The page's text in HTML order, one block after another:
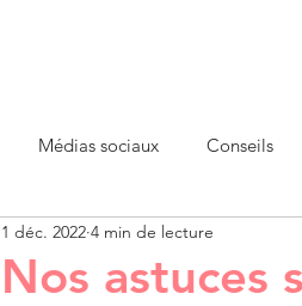
Médias sociaux Conseils
Nos astuces
1 déc. 2022 4 min de lecture